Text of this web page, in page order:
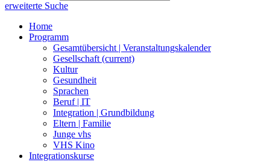
erweiterte Suche
Home
Programm
Gesamtübersicht | Veranstaltungskalender
Gesellschaft (current)
Kultur
Gesundheit
Sprachen
Beruf | IT
Integration | Grundbildung
Eltern | Familie
Junge vhs
VHS Kino
Integrationskurse